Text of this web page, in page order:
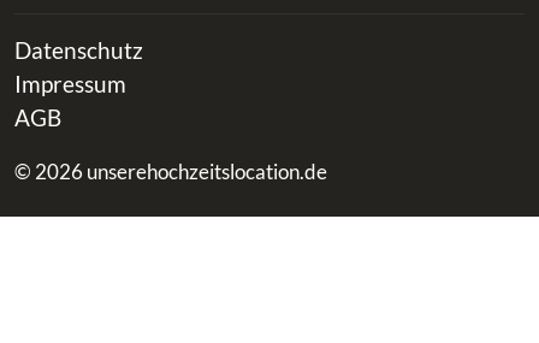
Datenschutz
Impressum
AGB
© 2026 unserehochzeitslocation.de